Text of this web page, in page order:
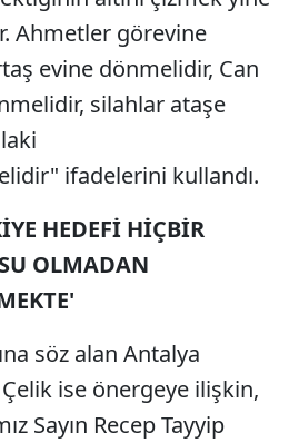
Ahmetler görevine
evine dönmelidir, Can
silahlar ataşe
ifadelerini kullandı.
HEDEFİ HİÇBİR
OLMADAN
söz alan Antalya
ise önergeye ilişkin,
Sayın Recep Tayyip